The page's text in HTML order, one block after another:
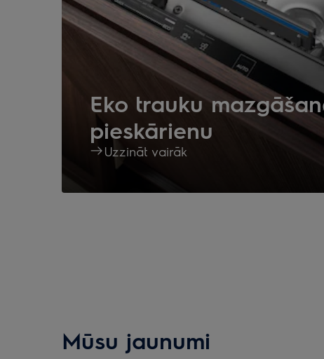
Eko trauku
pieskārienu
Uzzināt vairāk
Mūsu jaunumi